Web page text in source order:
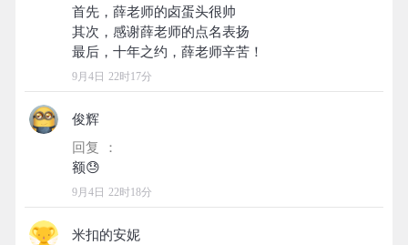
首先，薛老师的卤蛋头很帅
其次，感谢薛老师的点名表扬
9月4日 22时17分
俊辉
回复 ：
9月4日 22时18分
米扣的安妮